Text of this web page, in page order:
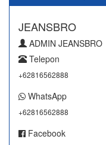
JEANSBRO
ADMIN JEANSBRO
Telepon
+62816562888
WhatsApp
+62816562888
Facebook